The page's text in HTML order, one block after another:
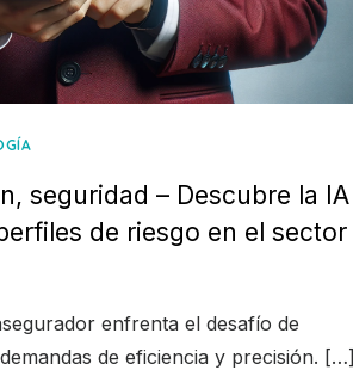
seguridad – Descubre la IA
de riesgo en el sector
enfrenta el desafío de
de eficiencia y precisión. […]